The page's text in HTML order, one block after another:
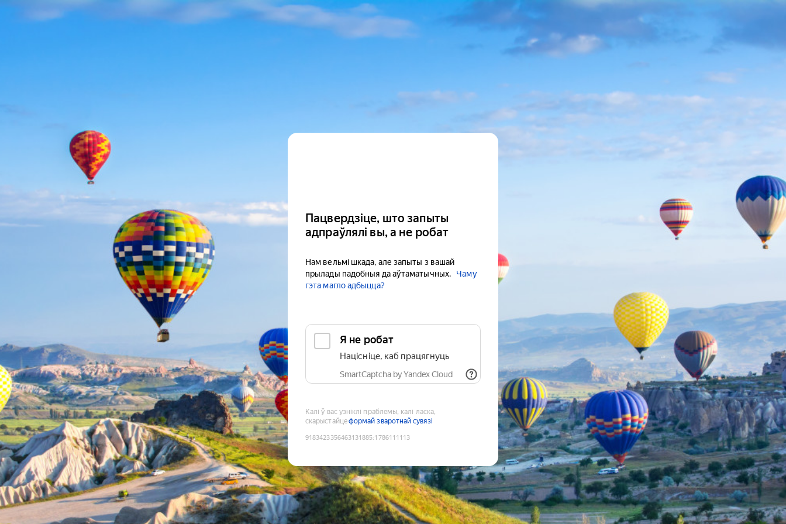
Пацвердзіце, што запыты
адпраўлялі вы, а не робат
Нам вельмі шкада, але запыты з вашай
прылады падобныя да аўтаматычных.
Чаму
гэта магло адбыцца?
Я не робат
Націсніце, каб працягнуць
SmartCaptcha by Yandex Cloud
Калі ў вас узніклі праблемы, калі ласка,
скарыстайцеформай зваротнай сувязі
9183423356463131885:1786111113